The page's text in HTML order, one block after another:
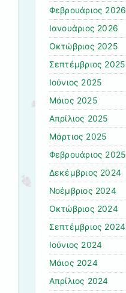
Φεβρουάριος 2026
Ιανουάριος 2026
Οκτώβριος 2025
Σεπτέμβριος 2025
Ιούνιος 2025
Μάιος 2025
Απρίλιος 2025
Μάρτιος 2025
Φεβρουάριος 2025
Δεκέμβριος 2024
Νοέμβριος 2024
Οκτώβριος 2024
Σεπτέμβριος 2024
Ιούνιος 2024
Μάιος 2024
Απρίλιος 2024